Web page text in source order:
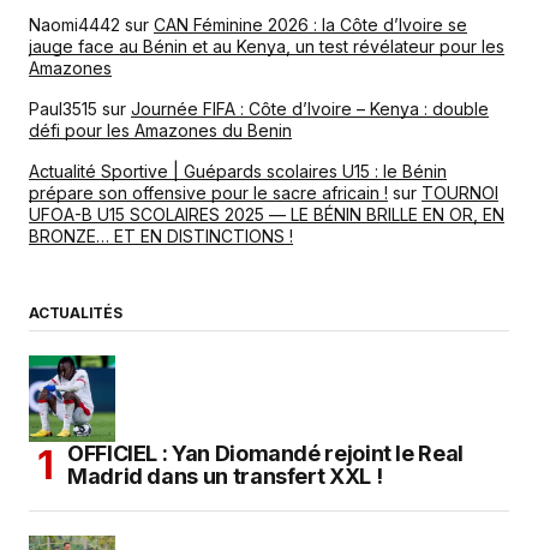
Naomi4442 sur CAN Féminine 2026 : la Côte d’Ivoire se
jauge face au Bénin et au Kenya, un test révélateur pour les
Amazones
Paul3515 sur Journée FIFA : Côte d’Ivoire – Kenya : double
défi pour les Amazones du Benin
Actualité Sportive | Guépards scolaires U15 : le Bénin
prépare son offensive pour le sacre africain ! sur TOURNOI
UFOA-B U15 SCOLAIRES 2025 — LE BÉNIN BRILLE EN OR, EN
BRONZE… ET EN DISTINCTIONS !
ACTUALITÉS
OFFICIEL : Yan Diomandé rejoint le Real
Madrid dans un transfert XXL !